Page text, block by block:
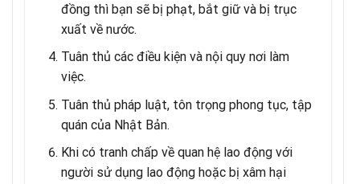
đồng thì bạn sẽ bị phạt, bắt giữ và bị trục
xuất về nước.
Tuân thủ các điều kiện và nội quy nơi làm
việc.
Tuân thủ pháp luật, tôn trọng phong tục, tập
quán của Nhật Bản.
Khi có tranh chấp về quan hệ lao động với
người sử dụng lao động hoặc bị xâm hại